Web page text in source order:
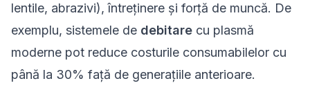
lentile, abrazivi), întreținere și forță de muncă. De
exemplu, sistemele de debitare cu plasmă
moderne pot reduce costurile consumabilelor cu
până la 30% față de generațiile anterioare.